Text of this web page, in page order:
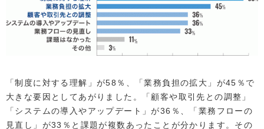
「制度に対する理解」が58％、「業務負担の拡大」が45％で
大きな要因としてあがりました。「顧客や取引先との調整」
「システムの導入やアップデート」が36％、「業務フローの
見直し」が33％と課題が複数あったことが分かります。その